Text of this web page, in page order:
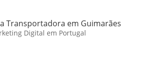
Transportadora em Guimarães
Digital em Portugal